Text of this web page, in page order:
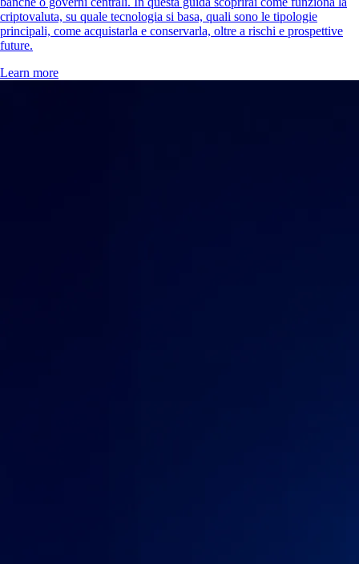
criptovaluta, su quale tecnologia si basa, quali sono le tipologie
principali, come acquistarla e conservarla, oltre a rischi e prospettive
future.
Learn more